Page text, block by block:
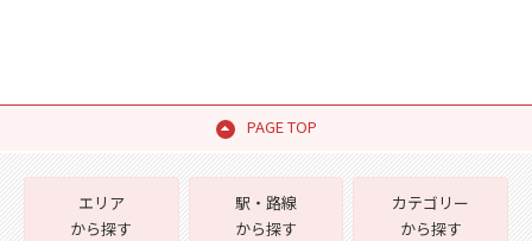
PAGE TOP
エリア
から探す
駅・路線
から探す
カテゴリー
から探す